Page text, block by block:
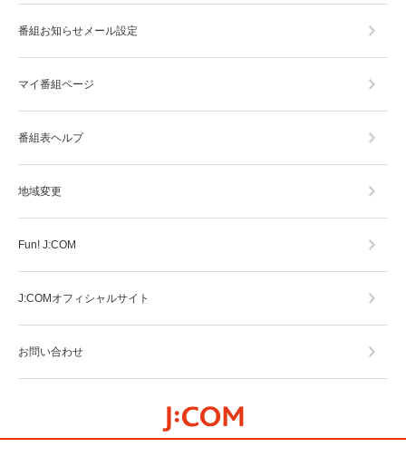
番組お知らせメール設定
マイ番組ページ
番組表ヘルプ
地域変更
Fun! J:COM
J:COMオフィシャルサイト
お問い合わせ